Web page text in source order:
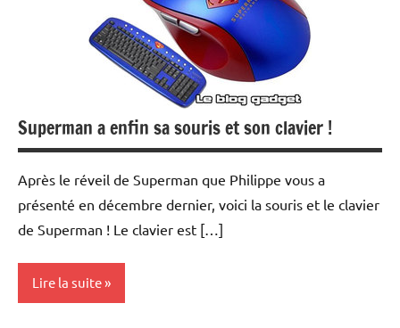
Superman a enfin sa souris et son clavier !
Après le réveil de Superman que Philippe vous a
présenté en décembre dernier, voici la souris et le clavier
de Superman ! Le clavier est […]
Lire la suite